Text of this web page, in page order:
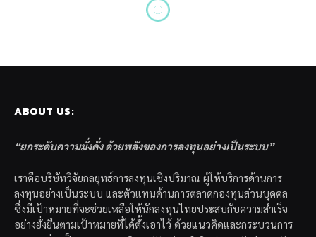
ABOUT US:
“ยกระดับความมั่งคั่ง ด้วยพลังของการลงทุนอย่างเป็นระบบ”
เราคือบริษัทวิจัยกลยุทธ์การลงทุนเชิงปริมาณ ผู้ให้บริการด้านการ
ลงทุนอย่างเป็นระบบ และตัวแทนด้านการตลาดกองทุนส่วนบุคคล
ซึ่งมีเป้าหมายที่จะช่วยเหลือให้นักลงทุนไทยประสบกับความสำเร็จ
อย่างยั่งยืนตามเป้าหมายที่ได้ตั้งเอาไว้ ด้วยแนวคิดและกระบวนการ